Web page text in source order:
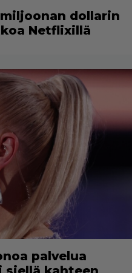
dollarin
Netflixillä
palvelua